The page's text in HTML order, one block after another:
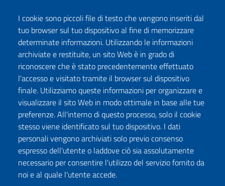
Seguici su:
FacebookTwitter InstagramYoutubeTikTok Podcast
ISCRIVITI ALLA NEWSLETTER
DICHIARAZIONE DI ACCESSIBILITÀ
I cookie sono piccoli file di testo che vengono inseriti dal
tuo browser sul tuo dispositivo al fine di memorizzare
determinate informazioni. Utilizzando le informazioni
archiviate e restituite, un sito Web è in grado di
riconoscere che è stato precedentemente effettuato
l'accesso e visitato tramite il browser sul dispositivo
finale. Utilizziamo queste informazioni per organizzare e
visualizzare il sito Web in modo ottimale in base alle tue
preferenze. All'interno di questo processo, solo il cookie
stesso viene identificato sul tuo dispositivo. I dati
personali vengono archiviati solo previo consenso
espresso dell'utente o laddove ciò sia assolutamente
necessario per consentire l'utilizzo del servizio fornito da
noi e al quale l'utente accede.